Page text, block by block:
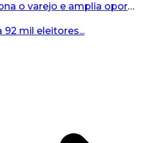
Consumidor 60+ impulsiona o varejo e amplia oportunidades para o comércio ...
92 mil eleitores...